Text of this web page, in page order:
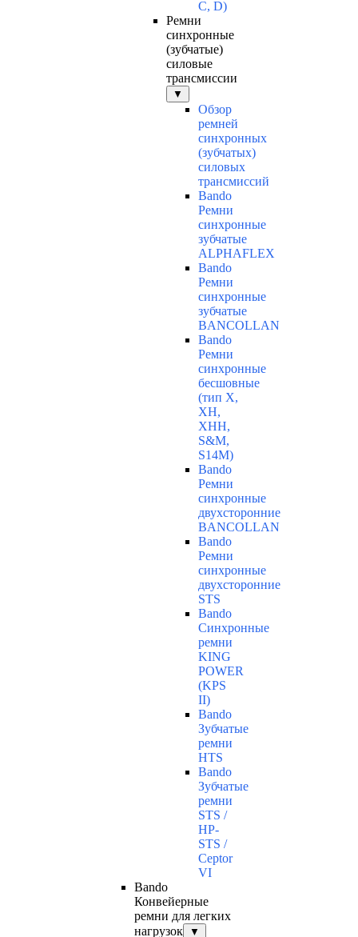
C, D)
Ремни
синхронные
(зубчатые)
силовые
трансмиссии
▼
Обзор
ремней
синхронных
(зубчатых)
силовых
трансмиссий
Bando
Ремни
синхронные
зубчатые
ALPHAFLEX
Bando
Ремни
синхронные
зубчатые
BANCOLLAN
Bando
Ремни
синхронные
бесшовные
(тип Х,
ХН,
ХНН,
S&M,
S14М)
Bando
Ремни
синхронные
двухсторонние
BANCOLLAN
Bando
Ремни
синхронные
двухсторонние
STS
Bando
Синхронные
ремни
KING
POWER
(KPS
II)
Bando
Зубчатые
ремни
HTS
Bando
Зубчатые
ремни
STS /
HP-
STS /
Ceptor
VI
Bando
Конвейерные
ремни для легких
нагрузок
▼